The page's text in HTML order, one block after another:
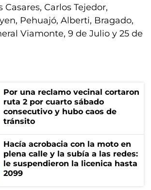
Casares, Carlos Tejedor,
Pehuajó, Alberti, Bragado,
Viamonte, 9 de Julio y 25 de
Por una reclamo vecinal cortaron
ruta 2 por cuarto sábado
consecutivo y hubo caos de
tránsito
Hacía acrobacia con la moto en
plena calle y la subía a las redes:
le suspendieron la licenica hasta
2099